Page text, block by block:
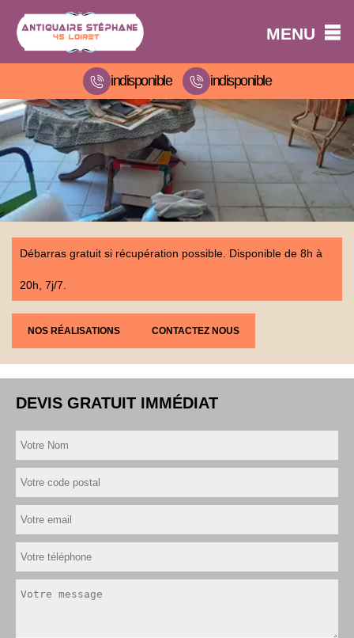
MENU
indisponible indisponible
Débarras gratuit si récupération possible. Disponible de 8h à
20h, 7j/7.
NOS RÉALISATIONS CONTACTEZ NOUS
DEVIS GRATUIT IMMÉDIAT